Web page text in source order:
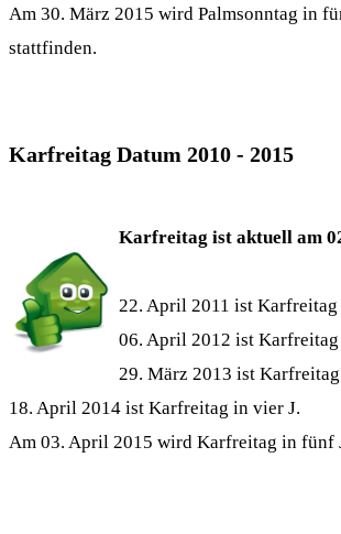
Am 30. März 2015 wird Palmsonntag in
stattfinden.
Karfreitag Datum 2010 - 2015
Karfreitag ist aktuell am
22. April 2011 ist Karfreitag
06. April 2012 ist Karfreitag
29. März 2013 ist
18. April 2014 ist Karfreitag in vier J.
Am 03. April 2015 wird Karfreitag in fünf